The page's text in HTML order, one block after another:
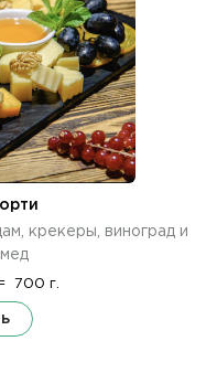
крекеры, виноград и
700 г.